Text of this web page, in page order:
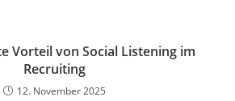
Vorteil von Social Listening im
Recruiting
12. November 2025